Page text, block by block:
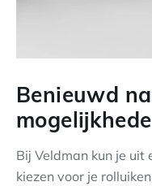
Benieuwd
Bij Veldman kun je uit
kiezen voor je